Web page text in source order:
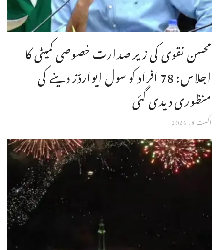
محسن نقوی کی زیر صدارت خصوصی کمیٹی کا
اجلاس: 78 افراد کو سول ایوارڈز دینے کی
منظوری دیدی گئی
اگست 8, 2026